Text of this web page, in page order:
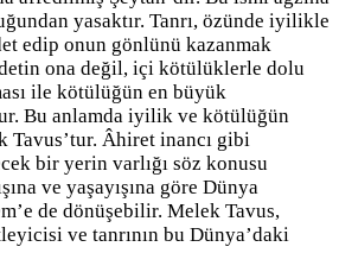
yasaktır. Tanrı, özünde iyilikle
edip onun gönlünü kazanmak
ona değil, içi kötülüklerle dolu
ile kötülüğün en büyük
Bu anlamda iyilik ve kötülüğün
Tavus’tur. Âhiret inancı gibi
bir yerin varlığı söz konusu
ve yaşayışına göre Dünya
de dönüşebilir. Melek Tavus,
ve tanrının bu Dünya’daki